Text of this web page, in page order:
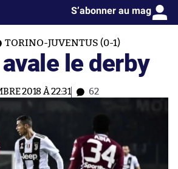
S’abonner au mag
TORINO-JUVENTUS (0-1)
le derby
2018 À 22:31 62